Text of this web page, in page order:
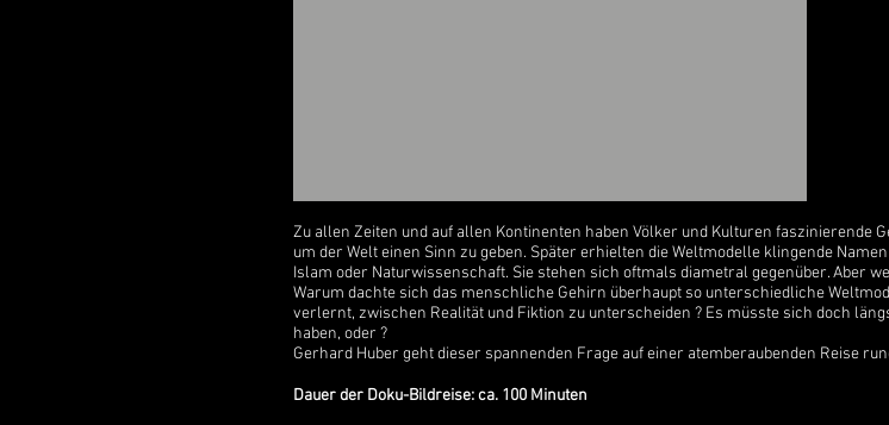
Zu allen Zeiten und auf allen Kontinenten haben Völker und Kulturen faszinierende
um der Welt einen Sinn zu geben. Später erhielten die Weltmodelle klingende
Islam oder Naturwissenschaft. Sie stehen sich oftmals diametral gegenüber. Aber
Warum dachte sich das menschliche Gehirn überhaupt so unterschiedliche
verlernt, zwischen Realität und Fiktion zu unterscheiden ? Es müsste sich doch
haben, oder ?
Gerhard Huber geht dieser spannenden Frage auf einer atemberaubenden Reise
Dauer der Doku-Bildreise: ca. 100 Minuten